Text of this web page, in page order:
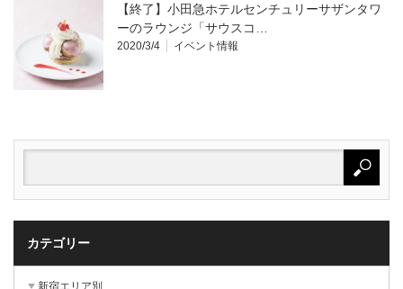
【終了】小田急ホテルセンチュリーサザンタワ
ーのラウンジ「サウスコ…
2020/3/4 イベント情報
カテゴリー
新宿エリア別